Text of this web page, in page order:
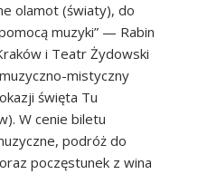
olamot (światy), do
muzyki” — Rabin
i Teatr Żydowski
mistyczny
święta Tu
W cenie biletu
podróż do
poczęstunek z wina